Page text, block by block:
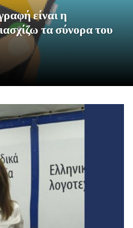
είναι η
τα σύνορα του